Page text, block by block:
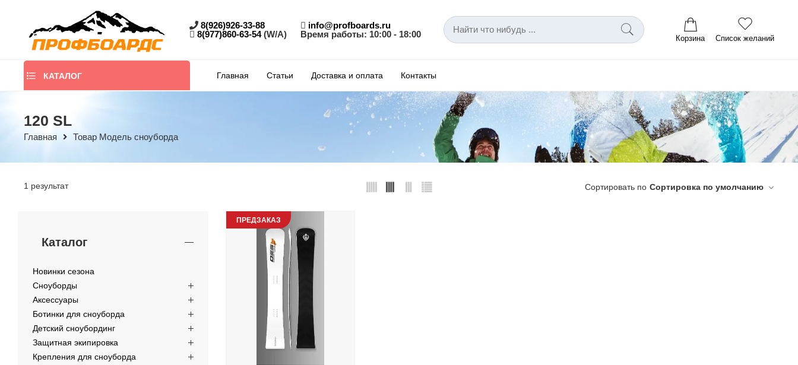
8(926)926-33-88
8(977)860-63-54(W/A)
info@profboards.ru
Время работы: 10:00 - 18:00
Корзина Список желаний
КАТАЛОГ Главная Статьи Доставка и оплата Контакты
120 SL
Главная Товар Модель сноуборда
1 результат Сортировать по Сортировка по умолчанию
ПРЕДЗАКАЗ
Каталог
Новинки сезона
Сноуборды
Аксессуары
Ботинки для сноуборда
Детский сноубординг
Защитная экипировка
Крепления для сноуборда